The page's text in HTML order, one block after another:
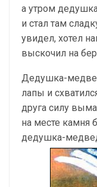
а утром
и стал там
увидел, хотел
выскочил на
Дедушка-
лапы и
друга силу
на месте камня
дедушка-